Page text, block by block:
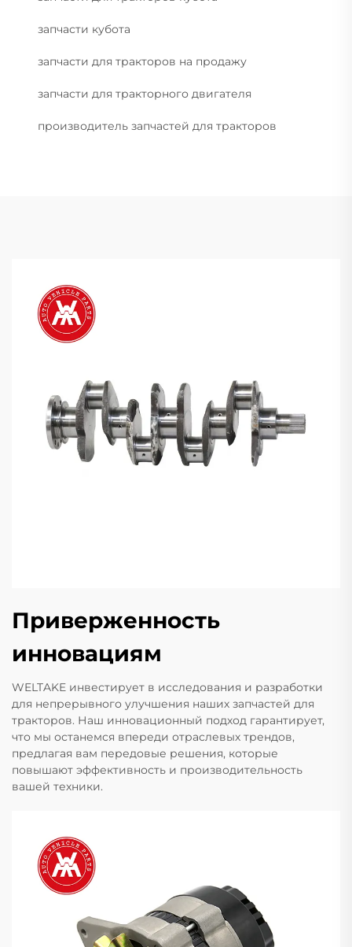
запчасти кубота
запчасти для тракторов на продажу
запчасти для тракторного двигателя
производитель запчастей для тракторов
Приверженность
инновациям
WELTAKE инвестирует в исследования и разработки
для непрерывного улучшения наших запчастей для
тракторов. Наш инновационный подход гарантирует,
что мы останемся впереди отраслевых трендов,
предлагая вам передовые решения, которые
повышают эффективность и производительность
вашей техники.